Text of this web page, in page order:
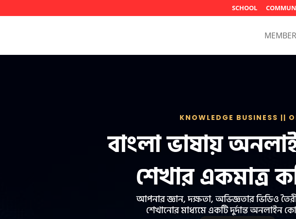
SCHOOL
KNOWLEDGE BUSINESS ||
বাংলা ভাষায়
শেখার একমাত্র
আপনার জ্ঞান, দক্ষতা, অভিজ্ঞতার ভিডিও
শেখানোর মাধ্যমে একটি দুর্দান্ত অনলাইন